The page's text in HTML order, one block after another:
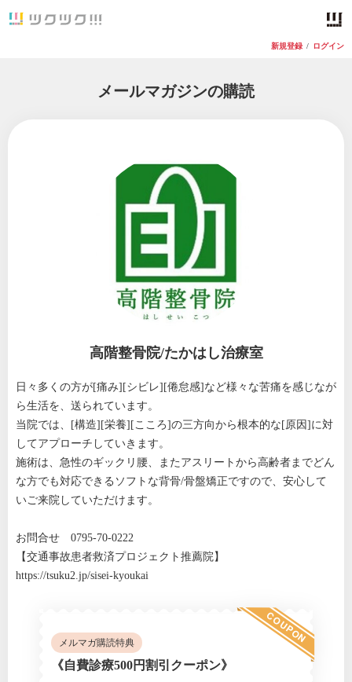
新規登録 / ログイン
メールマガジンの購読
高階整骨院/たかはし治療室
日々多くの方が[痛み][シビレ][倦怠感]など様々な苦痛を感じなが
ら生活を、送られています。
当院では、[構造][栄養][こころ]の三方向から根本的な[原因]に対
してアプローチしていきます。
施術は、急性のギックリ腰、またアスリートから高齢者までどん
な方でも対応できるソフトな背骨/骨盤矯正ですので、安心して
いご来院していただけます。
お問合せ 0795-70-0222
【交通事故患者救済プロジェクト推薦院】
https://tsuku2.jp/sisei-kyoukai
《自費診療500円割引クーポン》
メルマガ購読特典 COUPON